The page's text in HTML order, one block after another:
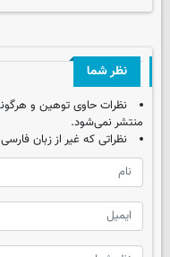
نظر شما
نظرات حاوی توهین و
منتشر نمی‌شود.
نظراتی که غیر از زبان